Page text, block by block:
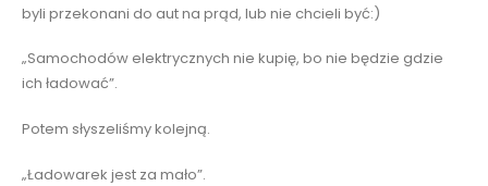
byli przekonani do aut na prąd, lub nie chcieli być:)
„Samochodów elektrycznych nie kupię, bo nie będzie gdzie
ich ładować”.
Potem słyszeliśmy kolejną.
„Ładowarek jest za mało”.